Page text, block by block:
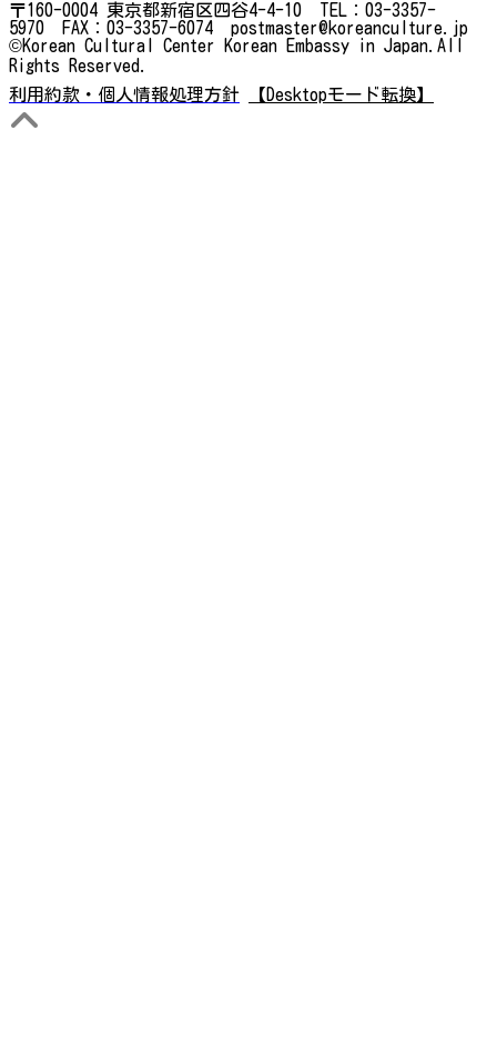
〒160-0004 東京都新宿区四谷4-4-10 TEL：03-3357-
5970 FAX：03-3357-6074 postmaster@koreanculture.jp
©Korean Cultural Center Korean Embassy in Japan.All
Rights Reserved.
利用約款・個人情報処理方針
【Desktopモード転換】